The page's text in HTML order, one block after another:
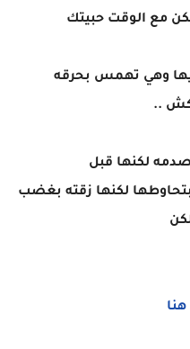
مع الوقت حبيتك
وهي تهمس بحرقه
..
لكنها قبل
لكنها زقته بغضب